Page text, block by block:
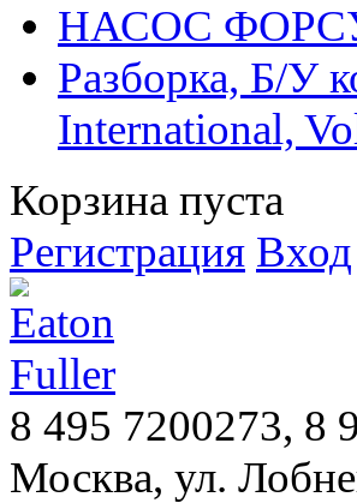
НАСОС
Разборка, Б/У
International,
Корзина пуста
Регистрация Вход
8 495 7200273, 8
Москва, ул.